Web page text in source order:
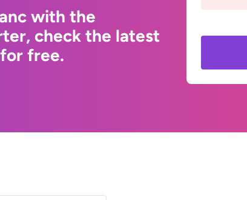
with the
check the latest
free.